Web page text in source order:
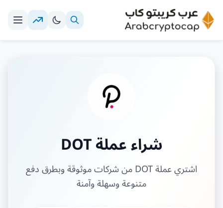
شراء عملة DOT
اشتري عملة DOT من شركات موثوقة وبطرق دفع
متنوعة وسهلة وآمنة